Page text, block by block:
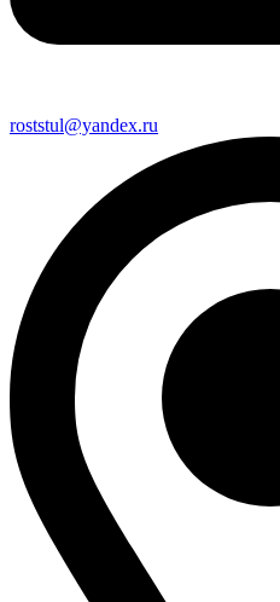
roststul@yandex.ru